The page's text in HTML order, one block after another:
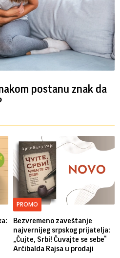
postanu znak da
PROMO
Bezvremeno zaveštanje
najvernijeg srpskog prijatelja:
„Čujte, Srbi! Čuvajte se sebe“
Arčibalda Rajsa u prodaji